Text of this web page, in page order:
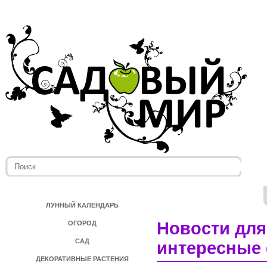
ЛУННЫЙ КАЛЕНДАРЬ
ОГОРОД
САД
ДЕКОРАТИВНЫЕ РАСТЕНИЯ
Новости